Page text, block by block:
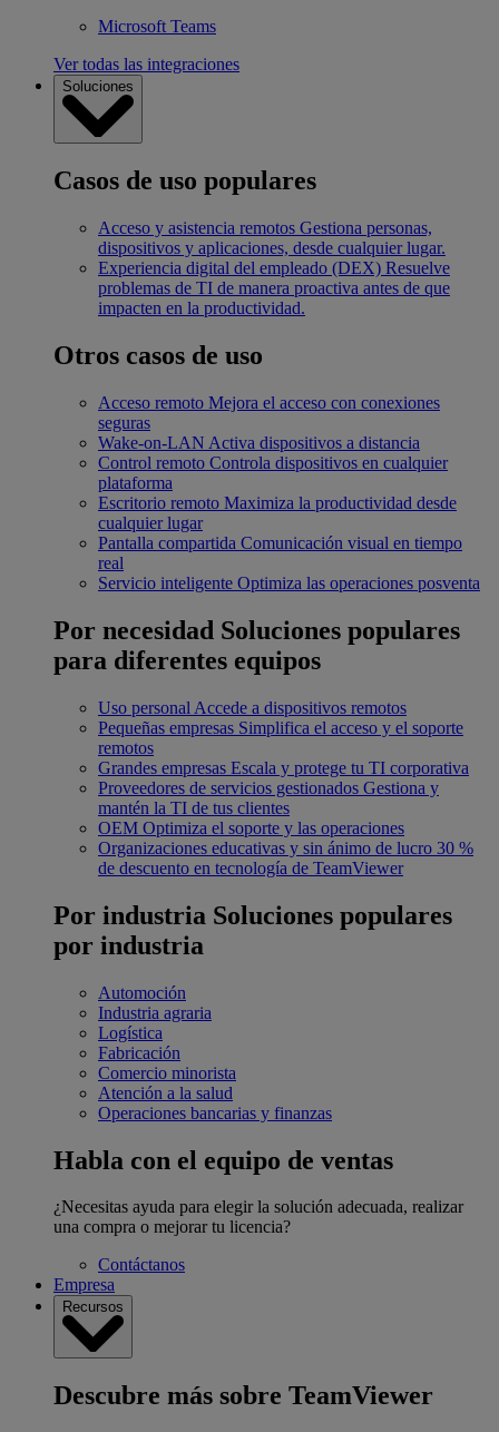
Microsoft Teams
Ver todas las integraciones
Soluciones
Casos de uso populares
Acceso y asistencia remotos Gestiona personas,
dispositivos y aplicaciones, desde cualquier lugar.
Experiencia digital del empleado (DEX) Resuelve
problemas de TI de manera proactiva antes de que
impacten en la productividad.
Otros casos de uso
Acceso remoto Mejora el acceso con conexiones
seguras
Wake-on-LAN Activa dispositivos a distancia
Control remoto Controla dispositivos en cualquier
plataforma
Escritorio remoto Maximiza la productividad desde
cualquier lugar
Pantalla compartida Comunicación visual en tiempo
real
Servicio inteligente Optimiza las operaciones posventa
Por necesidad Soluciones populares
para diferentes equipos
Uso personal Accede a dispositivos remotos
Pequeñas empresas Simplifica el acceso y el soporte
remotos
Grandes empresas Escala y protege tu TI corporativa
Proveedores de servicios gestionados Gestiona y
mantén la TI de tus clientes
OEM Optimiza el soporte y las operaciones
Organizaciones educativas y sin ánimo de lucro 30 %
de descuento en tecnología de TeamViewer
Por industria Soluciones populares
por industria
Automoción
Industria agraria
Logística
Fabricación
Comercio minorista
Atención a la salud
Operaciones bancarias y finanzas
Habla con el equipo de ventas
¿Necesitas ayuda para elegir la solución adecuada, realizar
una compra o mejorar tu licencia?
Contáctanos
Empresa
Recursos
Descubre más sobre TeamViewer